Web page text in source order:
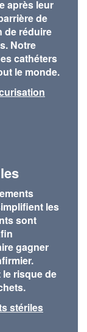
après leur
de
de réduire
Notre
cathéters
le monde.
les
sont
gagner
le risque de
stériles